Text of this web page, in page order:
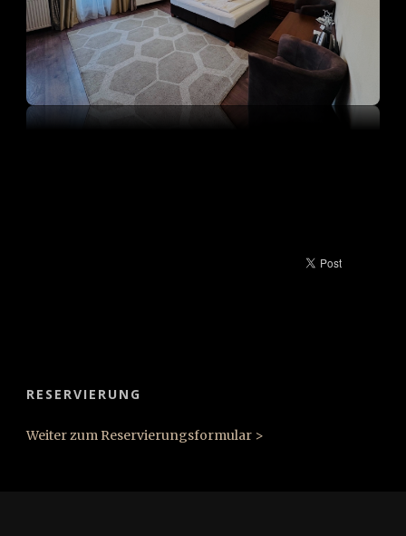
RESERVIERUNG
Weiter zum Reservierungsformular >